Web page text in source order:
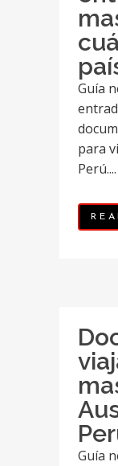
Guía
para
Perú....
Guía